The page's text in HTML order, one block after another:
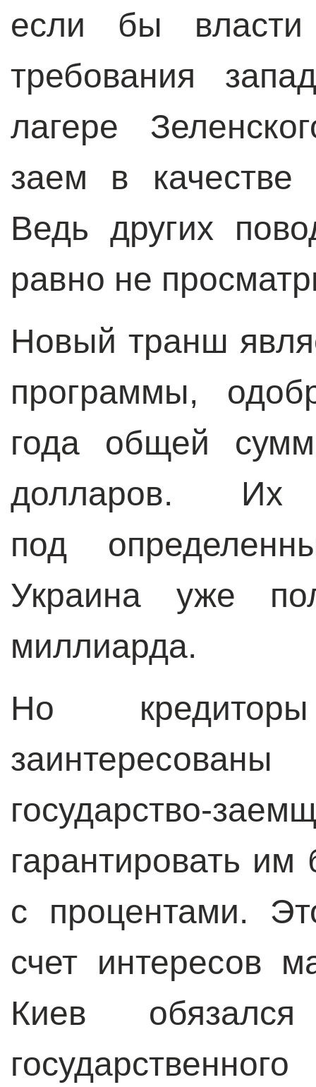
если бы власти
требования
лагере
заем в качестве
Ведь других
равно не
Новый транш
программы,
года общей
долларов. Их
под
Украина уже
миллиарда.
Но
гарантировать им
с процентами.
счет интересов
Киев